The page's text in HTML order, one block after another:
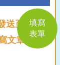
送至您的
文章回覆
填寫
表單